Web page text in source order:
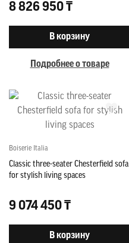
8 826 950 ₸
В корзину
Подробнее о товаре
Boiserie Italia
Classic three-seater Chesterfield sofa
for stylish living spaces
9 074 450 ₸
В корзину